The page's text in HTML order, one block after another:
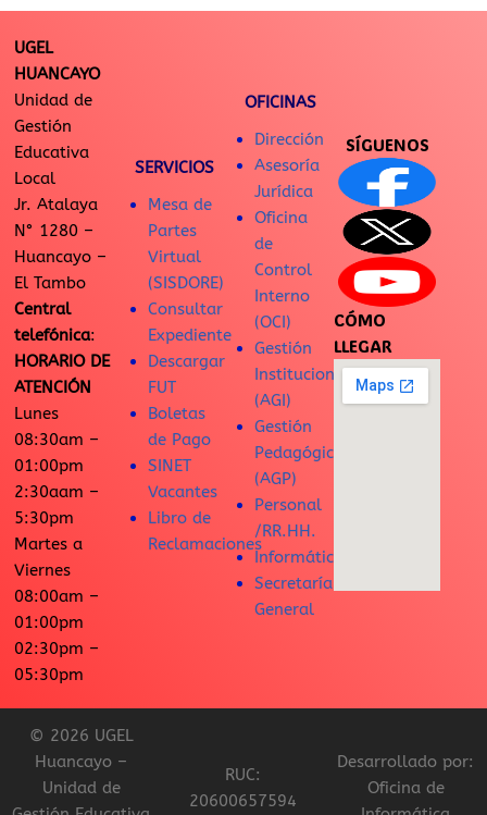
UGEL
HUANCAYO
Unidad de
Gestión
Educativa
Local
Jr. Atalaya
N° 1280 –
Huancayo –
El Tambo
Central
telefónica:
HORARIO DE
ATENCIÓN
Lunes
08:30am –
01:00pm
2:30aam –
5:30pm
Martes a
Viernes
08:00am –
01:00pm
02:30pm –
05:30pm
SERVICIOS
Mesa de
Partes
Virtual
(SISDORE)
Consultar
Expediente
Descargar
FUT
Boletas
de Pago
SINET
Vacantes
Libro de
Reclamaciones
OFICINAS
Dirección
Asesoría
Jurídica
Oficina
de
Control
Interno
(OCI)
Gestión
Institucional
(AGI)
Gestión
Pedagógica
(AGP)
Personal
/RR.HH.
Informática
Secretaría
General
SÍGUENOS
CÓMO
LLEGAR
© 2026 UGEL
Huancayo –
Unidad de
RUC:
20600657594
Desarrollado por:
Oficina de